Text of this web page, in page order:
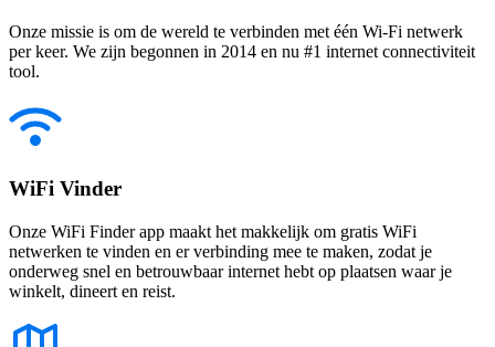
Onze missie is om de wereld te verbinden met één Wi-Fi netwerk
per keer. We zijn begonnen in 2014 en nu #1 internet connectiviteit
tool.
WiFi Vinder
Onze WiFi Finder app maakt het makkelijk om gratis WiFi
netwerken te vinden en er verbinding mee te maken, zodat je
onderweg snel en betrouwbaar internet hebt op plaatsen waar je
winkelt, dineert en reist.